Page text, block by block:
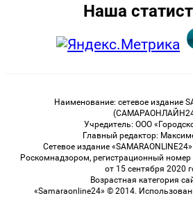
Наша
Наименование: сетевое издание
Учредитель: ООО
Главный редактор:
Сетевое издание
Роскомнадзором, регистрационный
от 15 сентября 2020
Возрастная категория
«Samaraonline24» © 2014.